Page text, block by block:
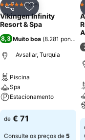
PartilharAdicionar aos
5 EstrelasHotel
Vikingen Infinity
Resort & Spa
8,3 Muito boa (8.281
Avsallar, Turquia
Piscina
Spa
Estacionamento
Ver preços
de € 71
Consulte os preços de 5
5